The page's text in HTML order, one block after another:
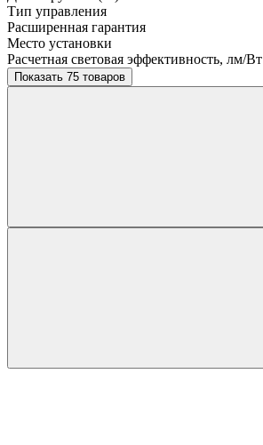
Тип управления
Расширенная гарантия
Место установки
Расчетная световая эффективность, лм/Вт
Показать 75 товаров